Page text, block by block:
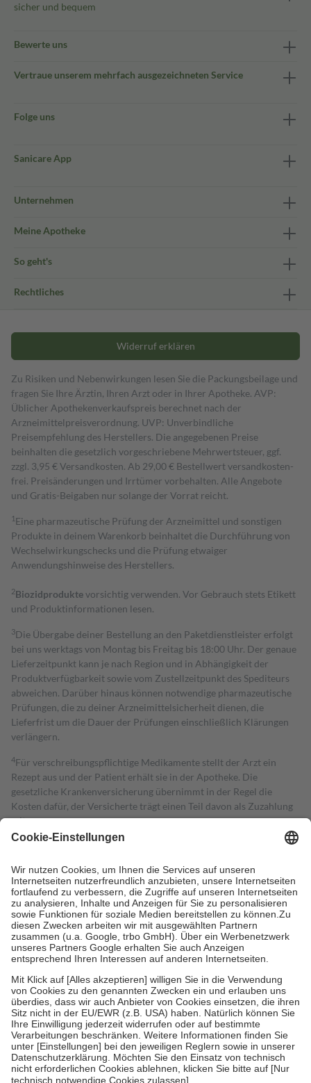
sicher und bequem
Bewerte uns
Vertraue unserem mehrfach ausgezeichneten Service
Folge uns
Sanicare App
Unternehmen
Meine Apotheke
So geht's
Rechtliches
Widerruf erklären
Zu Risiken und Nebenwirkungen lesen Sie die Packungsbeilage und
fragen Sie Ihre Ärztin, Ihren Arzt oder in Ihrer Apotheke. AVP:
Üblicher Apothekenverkaufspreis berechnet nach der
Arzneimittelpreisverordnung. UVP: Unverbindliche
Preisempfehlung des Herstellers. Die angegebenen Preise
beinhalten die gesetzlich vorgeschriebene Mehrwertsteuer, ggf.
zzgl. 3,95 € Versandkosten. Ab 29,00 € Bestell­wert versand­kosten­
frei. Preisänderungen und Irrtümer vorbehalten. Alle Angebote
und Gratis-Beigaben nur solange der Vorrat reicht.
1 Eine pharmazeutische Prüfung der Arzneimittel und sonstigen
Produkte in deinem Warenkorb beinhaltet die Durchführung von
Wechselwirkungschecks und die Prüfung etwaiger
Anwendungshinweise des Herstellers.
2Biozidproduktevorsichtig verwenden. Vor Gebrauch stets Etikett
und Produktinformationen lesen.
3Die Übergabe deiner Bestellung an den Paketdienstleister erfolgt
bei uns werktags von Montag bis Freitag bis 18:00 Uhr. Der genaue
Lieferzeitpunkt kann je nach Region und in Abhängigkeit der
Produktverfügbarkeit sowie vom Zustellzeitpunkt des Spediteurs
abweichen. Darüber hinaus können notwendige pharmazeutische
Prüfungen, die zu deiner Arzneimittelsicherheit dienen, die
Lieferfrist um die Dauer der Prüfungen einschließlich Klärungen
verlängern.
4Für verschreibungspflichtige Medikamente stellt der Arzt ein
Rezept aus und der Patient erhält sie in der Apotheke. Die
gesetzliche Krankenversicherung übernimmt in der Regel die
Kosten dafür, der Versicherte trägt einen Teil davon als Zuzahlung
mit.
Grundsätzlich leisten Mitglieder Zuzahlungen in Höhe von zehn
höchstens zehn Euro.
Es sind jedoch nie mehr als die tatsächlichen
Kosten der Leistung zu entrichten.
Diese Regeln gelten grundsätzlich auch für Online-Apotheken.
Bei Heilmitteln und häuslicher Krankenpflege beträgt die
Zuzahlung zehn Prozent der Kosten sowie zehn Euro je
Verordnung.
Um das Engagement der Versicherten für ihre eigene Gesundheit zu
stärken und die besondere Stellung der Familie zu unterstützen,
fallenkeine Zuzahlungenan bei:
• Kindern und Jugendlichen bis zum vollendeten 18. Lebensjahr
mit Ausnahme der Fahrkosten
• Untersuchungen zur Vorsorge und Früherkennung, die von der
GKV getragen werden
• empfohlenen Schutzimpfungen
• Harn- und Blutteststreifen